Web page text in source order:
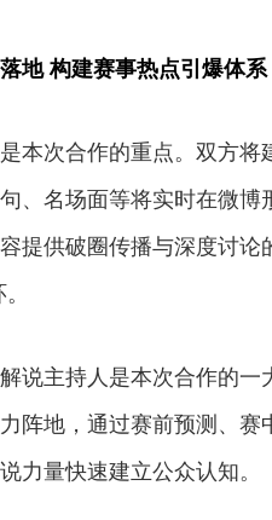
地 构建赛事热点引爆体系
本次合作的重点。双方
、名场面等将实时在微
提供破圈传播与深度讨
说主持人是本次合作的
阵地，通过赛前预测、
力量快速建立公众认知。